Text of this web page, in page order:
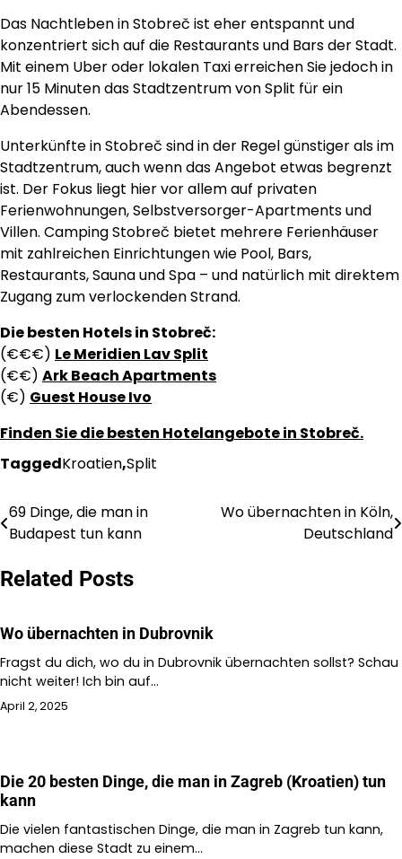
Das Nachtleben in Stobreč ist eher entspannt und
konzentriert sich auf die Restaurants und Bars der Stadt.
Mit einem Uber oder lokalen Taxi erreichen Sie jedoch in
nur 15 Minuten das Stadtzentrum von Split für ein
Abendessen.
Unterkünfte in Stobreč sind in der Regel günstiger als im
Stadtzentrum, auch wenn das Angebot etwas begrenzt
ist. Der Fokus liegt hier vor allem auf privaten
Ferienwohnungen, Selbstversorger-Apartments und
Villen. Camping Stobreč bietet mehrere Ferienhäuser
mit zahlreichen Einrichtungen wie Pool, Bars,
Restaurants, Sauna und Spa – und natürlich mit direktem
Zugang zum verlockenden Strand.
Die besten Hotels in Stobreč:
(€€€) Le Meridien Lav Split
(€€) Ark Beach Apartments
(€) Guest House Ivo
Finden Sie die besten Hotelangebote in Stobreč.
TaggedKroatien,Split
Post
navigation
69 Dinge, die man in
Budapest tun kann
Wo übernachten in Köln,
Deutschland
Related Posts
Wo übernachten in Dubrovnik
Fragst du dich, wo du in Dubrovnik übernachten sollst? Schau
nicht weiter! Ich bin auf…
April 2, 2025
Die 20 besten Dinge, die man in Zagreb (Kroatien) tun
kann
Die vielen fantastischen Dinge, die man in Zagreb tun kann,
machen diese Stadt zu einem…